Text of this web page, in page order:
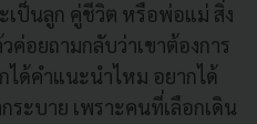
เป็นลูก คู่ชีวิต หรือพ่อแม่ สิ่ง
อยถามกลับว่าเขาต้องการ
ได้คำแนะนำไหม อยากได้
ะบาย เพราะคนที่เลือกเดิน